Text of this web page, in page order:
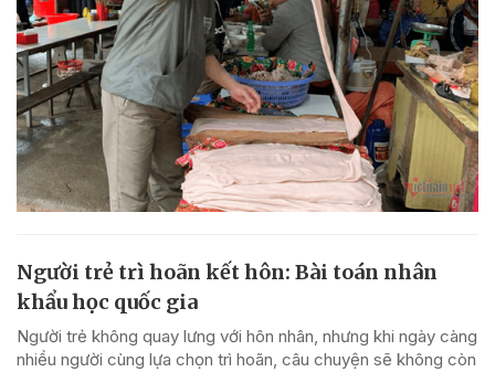
Người trẻ trì hoãn kết hôn: Bài toán nhân
khẩu học quốc gia
Người trẻ không quay lưng với hôn nhân, nhưng khi ngày càng
nhiều người cùng lựa chọn trì hoãn, câu chuyện sẽ không còn